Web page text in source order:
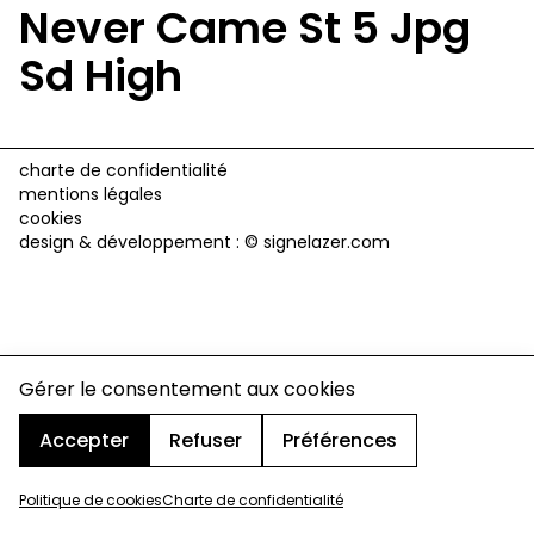
Gérer le consentement aux cookies
Accepter
Refuser Préférences
Politique de cookiesCharte de confidentialité
Never Came St 5 Jpg
Sd High
charte de confidentialité
mentions légales
cookies
design & développement : © signelazer.com